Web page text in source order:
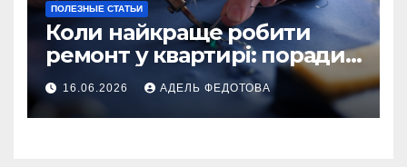
ПОЛЕЗНЫЕ СТАТЬИ
Коли найкраще робити
ремонт у квартирі: поради
та особливості 2026
16.06.2026 АДЕЛЬ ФЕДОТОВА